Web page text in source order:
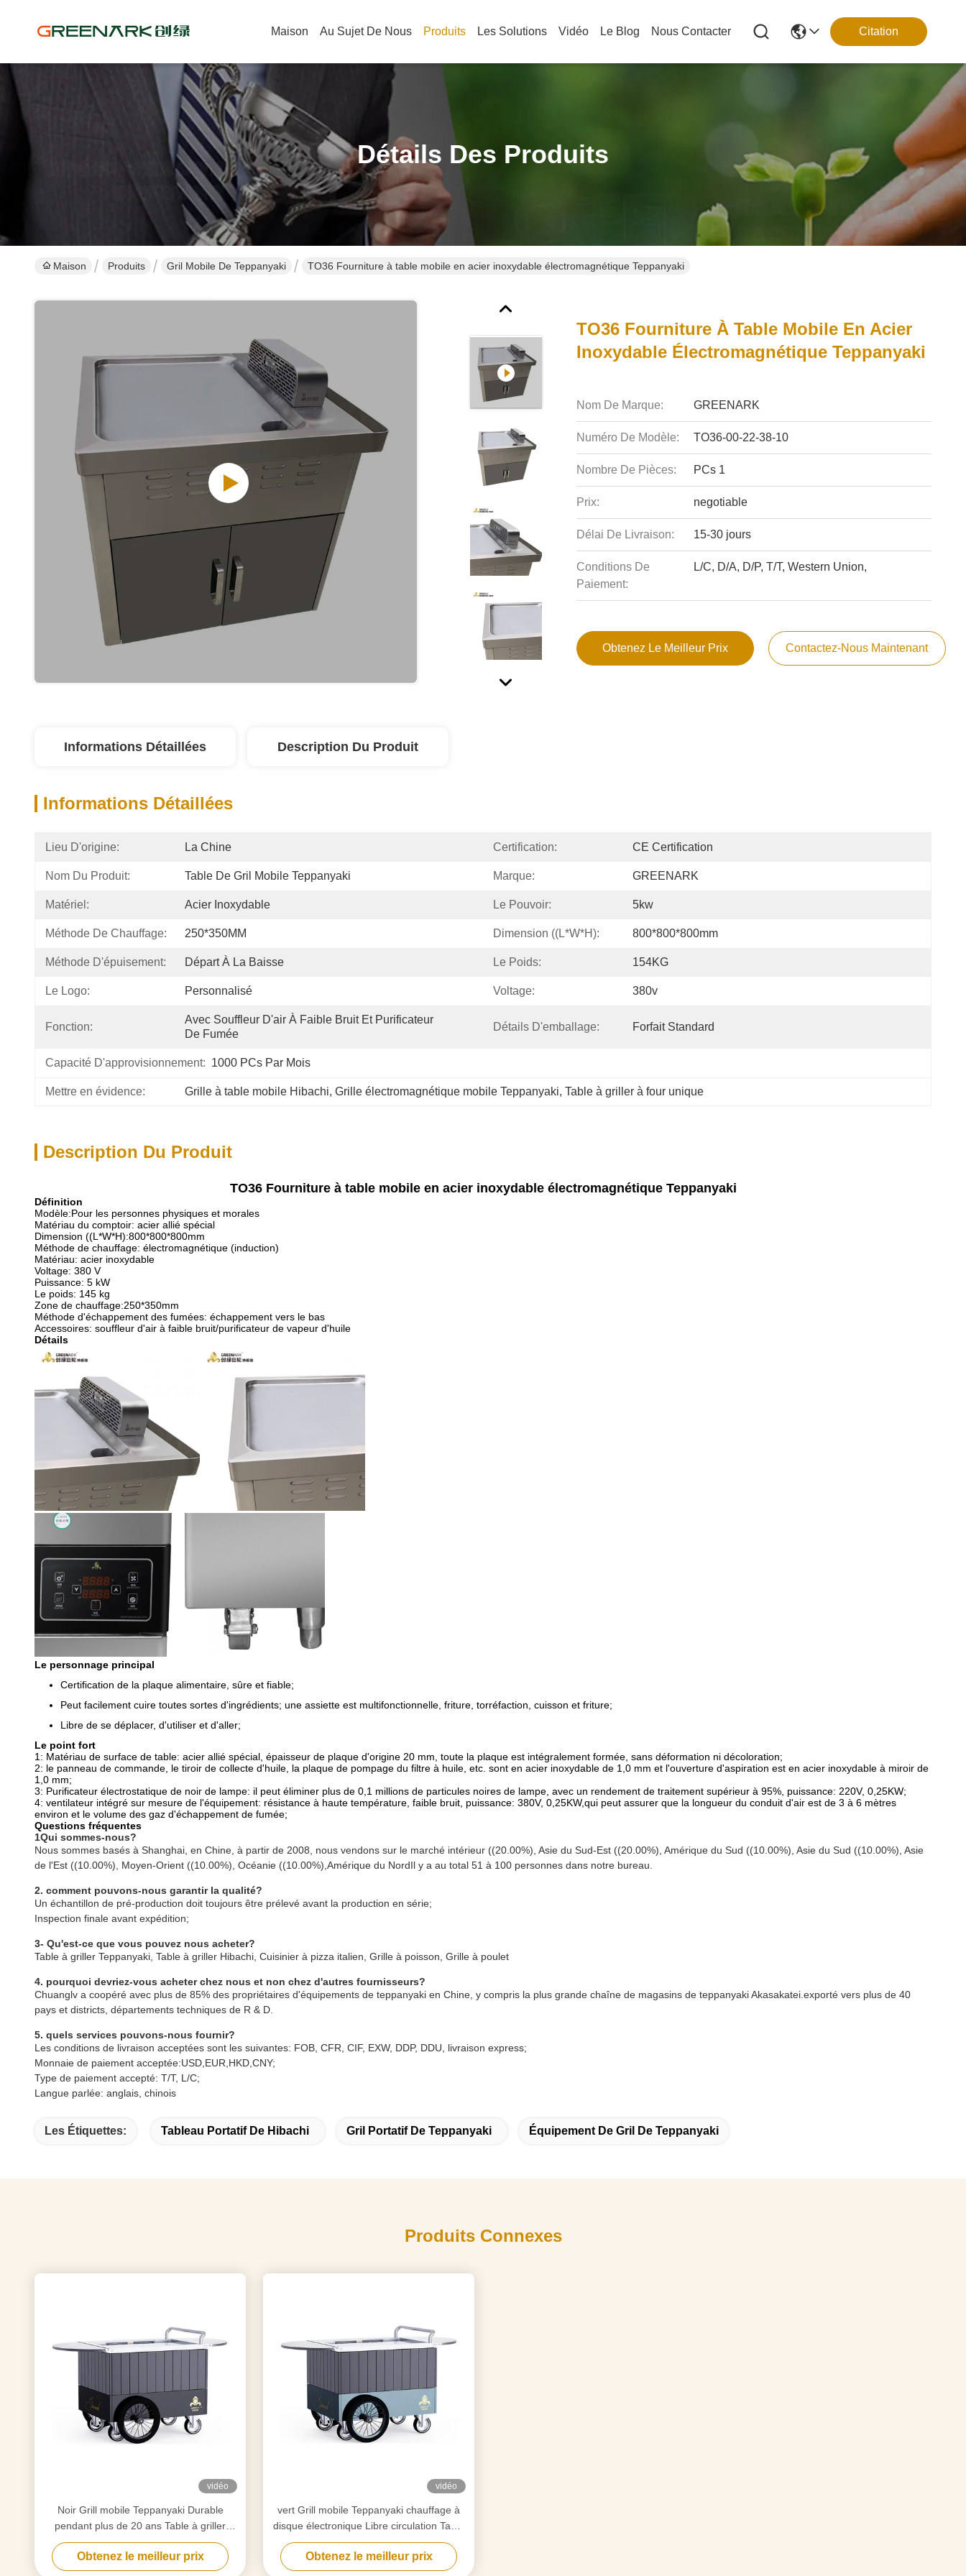
Maison Au Sujet De Nous Produits Les Solutions Vidéo Le Blog Nous Contacter Citation
Détails Des Produits
Maison Produits Gril Mobile De Teppanyaki TO36 Fourniture à table mobile en acier inoxydable électromagnétique Teppanyaki
TO36 Fourniture À Table Mobile En Acier
Inoxydable Électromagnétique Teppanyaki
Nom De Marque: GREENARK
Numéro De Modèle: TO36-00-22-38-10
Nombre De Pièces: PCs 1
Prix: negotiable
Délai De Livraison: 15-30 jours
Conditions De
Paiement:
L/C, D/A, D/P, T/T, Western Union,
Obtenez Le Meilleur Prix Contactez-Nous Maintenant
Informations Détaillées Description Du Produit
Informations Détaillées
Lieu D'origine: La Chine Certification: CE Certification
Nom Du Produit: Table De Gril Mobile Teppanyaki Marque: GREENARK
Matériel: Acier Inoxydable Le Pouvoir: 5kw
Méthode De Chauffage: 250*350MM Dimension ((L*W*H): 800*800*800mm
Méthode D'épuisement: Départ À La Baisse Le Poids: 154KG
Le Logo: Personnalisé Voltage: 380v
Fonction:
Avec Souffleur D'air À Faible Bruit Et Purificateur
De Fumée
Détails D'emballage: Forfait Standard
Capacité D'approvisionnement: 1000 PCs Par Mois
Mettre en évidence: Grille à table mobile Hibachi, Grille électromagnétique mobile Teppanyaki, Table à griller à four unique
Description Du Produit
TO36 Fourniture à table mobile en acier inoxydable électromagnétique Teppanyaki
Définition
Modèle:Pour les personnes physiques et morales
Matériau du comptoir: acier allié spécial
Dimension ((L*W*H):800*800*800mm
Méthode de chauffage: électromagnétique (induction)
Matériau: acier inoxydable
Voltage: 380 V
Puissance: 5 kW
Le poids: 145 kg
Zone de chauffage:250*350mm
Méthode d'échappement des fumées: échappement vers le bas
Accessoires: souffleur d'air à faible bruit/purificateur de vapeur d'huile
Détails
Le personnage principal
Certification de la plaque alimentaire, sûre et fiable;
Peut facilement cuire toutes sortes d'ingrédients; une assiette est multifonctionnelle, friture, torréfaction, cuisson et friture;
Libre de se déplacer, d'utiliser et d'aller;
Le point fort
1: Matériau de surface de table: acier allié spécial, épaisseur de plaque d'origine 20 mm, toute la plaque est intégralement formée, sans déformation ni décoloration;
2: le panneau de commande, le tiroir de collecte d'huile, la plaque de pompage du filtre à huile, etc. sont en acier inoxydable de 1,0 mm et l'ouverture d'aspiration est en acier inoxydable à miroir de
1,0 mm;
3: Purificateur électrostatique de noir de lampe: il peut éliminer plus de 0,1 millions de particules noires de lampe, avec un rendement de traitement supérieur à 95%, puissance: 220V, 0,25KW;
4: ventilateur intégré sur mesure de l'équipement: résistance à haute température, faible bruit, puissance: 380V, 0,25KW,qui peut assurer que la longueur du conduit d'air est de 3 à 6 mètres
environ et le volume des gaz d'échappement de fumée;
Questions fréquentes
1Qui sommes-nous?
Nous sommes basés à Shanghai, en Chine, à partir de 2008, nous vendons sur le marché intérieur ((20.00%), Asie du Sud-Est ((20.00%), Amérique du Sud ((10.00%), Asie du Sud ((10.00%), Asie
de l'Est ((10.00%), Moyen-Orient ((10.00%), Océanie ((10.00%),Amérique du NordIl y a au total 51 à 100 personnes dans notre bureau.
2. comment pouvons-nous garantir la qualité?
Un échantillon de pré-production doit toujours être prélevé avant la production en série;
Inspection finale avant expédition;
3- Qu'est-ce que vous pouvez nous acheter?
Table à griller Teppanyaki, Table à griller Hibachi, Cuisinier à pizza italien, Grille à poisson, Grille à poulet
4. pourquoi devriez-vous acheter chez nous et non chez d'autres fournisseurs?
Chuanglv a coopéré avec plus de 85% des propriétaires d'équipements de teppanyaki en Chine, y compris la plus grande chaîne de magasins de teppanyaki Akasakatei.exporté vers plus de 40
pays et districts, départements techniques de R & D.
5. quels services pouvons-nous fournir?
Les conditions de livraison acceptées sont les suivantes: FOB, CFR, CIF, EXW, DDP, DDU, livraison express;
Monnaie de paiement acceptée:USD,EUR,HKD,CNY;
Type de paiement accepté: T/T, L/C;
Langue parlée: anglais, chinois
Les Étiquettes: Tableau Portatif De Hibachi Gril Portatif De Teppanyaki Équipement De Gril De Teppanyaki
Produits Connexes
vidéo
Noir Grill mobile Teppanyaki Durable
pendant plus de 20 ans Table à griller
Hibachi
Obtenez le meilleur prix
vidéo
vert Grill mobile Teppanyaki chauffage à
disque électronique Libre circulation Table
de gril Hibachi
Obtenez le meilleur prix